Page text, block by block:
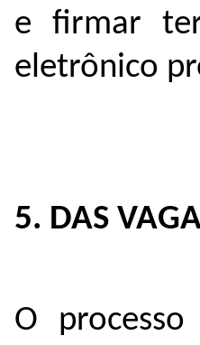
e firmar
eletrônico
5. DAS
O